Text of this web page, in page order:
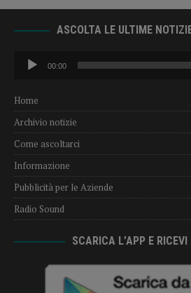
ASCOLTA LE ULTIME
Audio
Player
00:00
Home
Archivio notizie
Come ascoltarci
Informazione
Pubblicità per le Aziende
Radio Sound
SCARICA L’APP E